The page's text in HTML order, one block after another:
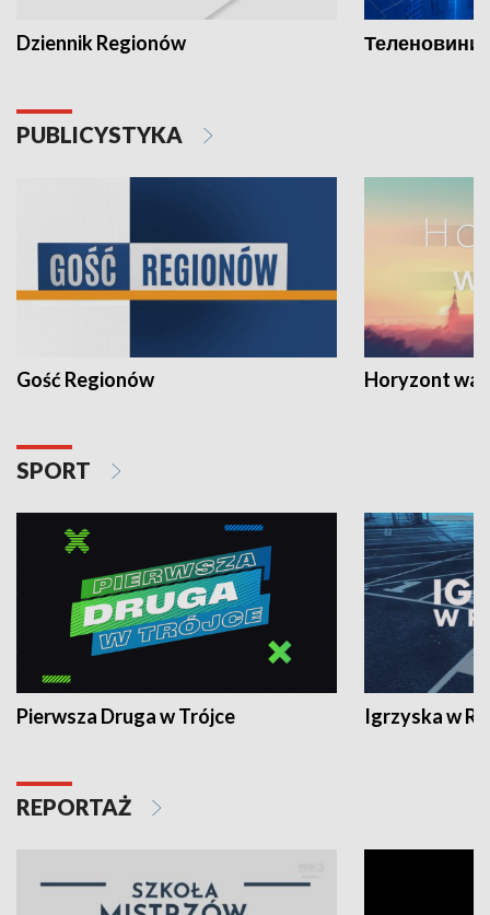
Dziennik Regionów Теленовини
PUBLICYSTYKA
Gość Regionów Horyzont
SPORT
Pierwsza Druga w Trójce Igrzyska w
REPORTAŻ